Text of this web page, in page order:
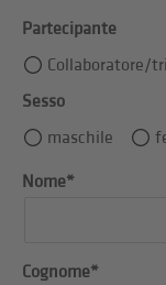
Partecipante
Collaboratore/
Sesso
maschile
Nome*
Cognome*